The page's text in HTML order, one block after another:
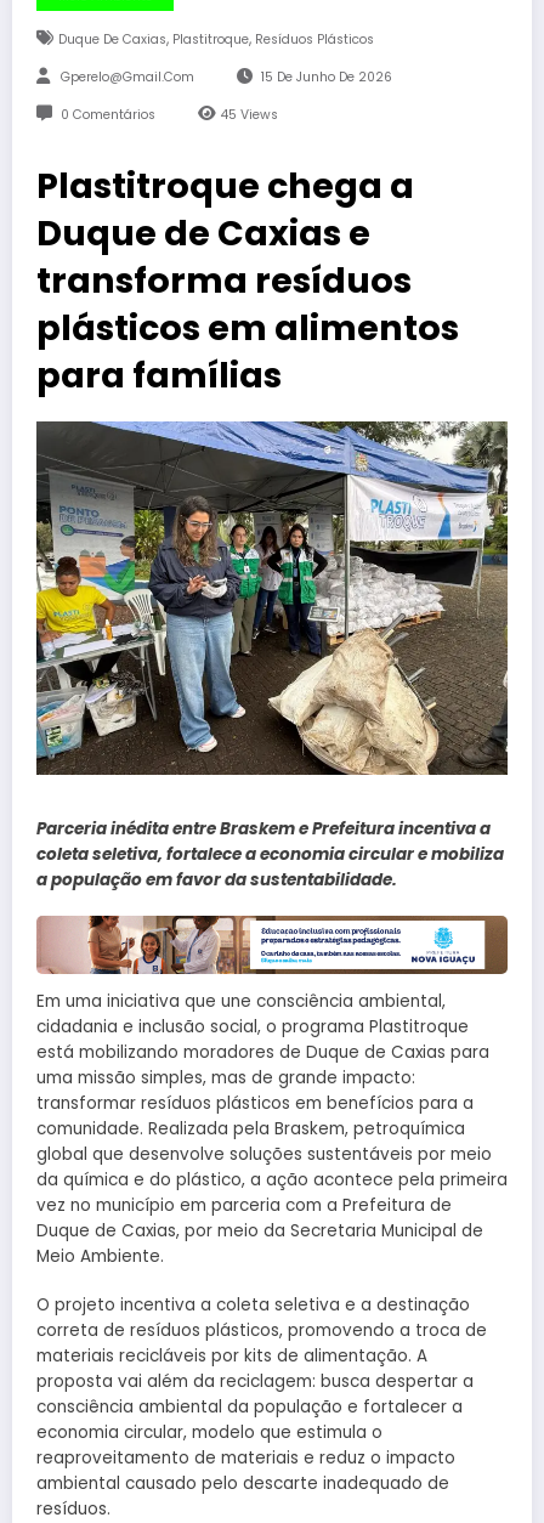
Duque De Caxias, Plastitroque, Resíduos Plásticos
Gperelo@gmail.com 15 De Junho De 2026
0 Comentários 45 Views
Plastitroque chega a
Duque de Caxias e
transforma resíduos
plásticos em alimentos
para famílias
Parceria inédita entre Braskem e Prefeitura incentiva a
coleta seletiva, fortalece a economia circular e mobiliza
a população em favor da sustentabilidade.
Em uma iniciativa que une consciência ambiental,
cidadania e inclusão social, o programa Plastitroque
está mobilizando moradores de Duque de Caxias para
uma missão simples, mas de grande impacto:
transformar resíduos plásticos em benefícios para a
comunidade. Realizada pela Braskem, petroquímica
global que desenvolve soluções sustentáveis por meio
da química e do plástico, a ação acontece pela primeira
vez no município em parceria com a Prefeitura de
Duque de Caxias, por meio da Secretaria Municipal de
Meio Ambiente.
O projeto incentiva a coleta seletiva e a destinação
correta de resíduos plásticos, promovendo a troca de
materiais recicláveis por kits de alimentação. A
proposta vai além da reciclagem: busca despertar a
consciência ambiental da população e fortalecer a
economia circular, modelo que estimula o
reaproveitamento de materiais e reduz o impacto
ambiental causado pelo descarte inadequado de
resíduos.